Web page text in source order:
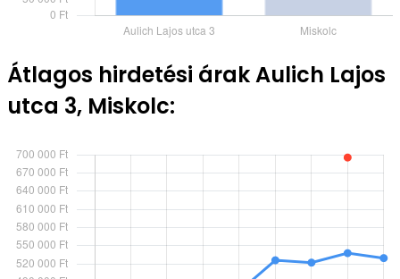
Átlagos hirdetési árak Aulich Lajos
utca 3, Miskolc: